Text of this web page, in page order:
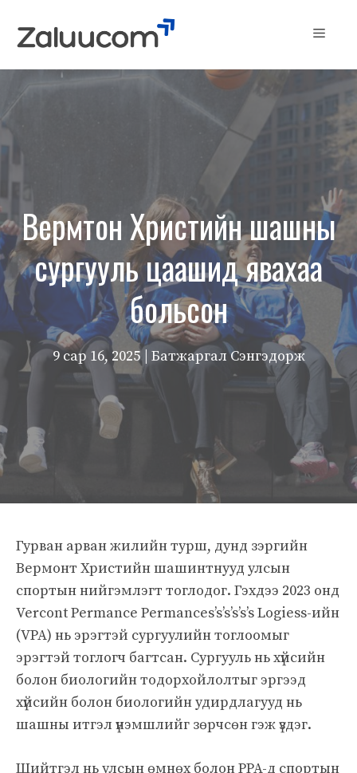
Menu
Вермтон Христийн шашны
сургууль цаашид явахаа
больсон
9 сар 16, 2025 | Батжаргал Сэнгэдорж
Гурван арван жилийн турш, дунд зэргийн
Вермонт Христийн шашинтнууд улсын
спортын нийгэмлэгт тоглодог. Гэхдээ 2023 онд
Vercont Permance Permances’s’s’s’s’s Logiess-ийн
(VPA) нь эрэгтэй сургуулийн тоглоомыг
эрэгтэй тоглогч багтсан. Сургууль нь хүйсийн
болон биологийн тодорхойлолтыг эргээд
хүйсийн болон биологийн удирдлагууд нь
шашны итгэл үнэмшлийг зөрчсөн гэж үздэг.
Шийтгэл нь улсын өмнөх болон PPA-д спортын